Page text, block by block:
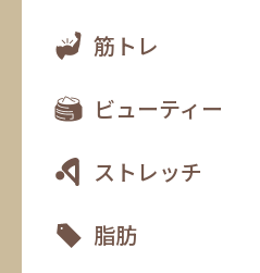
筋トレ
ビューティー
ストレッチ
脂肪